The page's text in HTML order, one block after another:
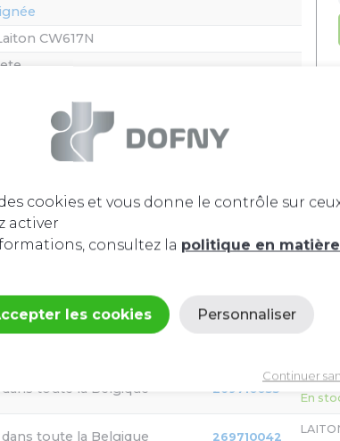
CW617N
269710033
En
269710042
cookies et vous donne le contrôle sur
activer
consultez la politique en
les cookies
Continuer
Personnaliser